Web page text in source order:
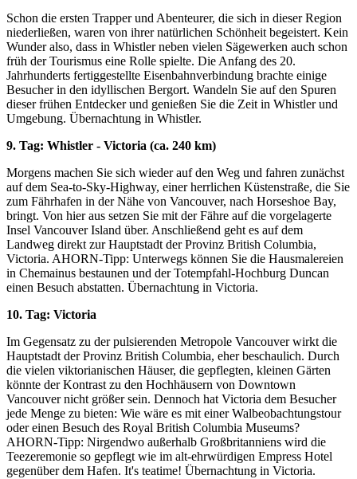
Schon die ersten Trapper und Abenteurer, die sich in dieser Region
niederließen, waren von ihrer natürlichen Schönheit begeistert. Kein
Wunder also, dass in Whistler neben vielen Sägewerken auch schon
früh der Tourismus eine Rolle spielte. Die Anfang des 20.
Jahrhunderts fertiggestellte Eisenbahnverbindung brachte einige
Besucher in den idyllischen Bergort. Wandeln Sie auf den Spuren
dieser frühen Entdecker und genießen Sie die Zeit in Whistler und
Umgebung. Übernachtung in Whistler.
9. Tag: Whistler - Victoria (ca. 240 km)
Morgens machen Sie sich wieder auf den Weg und fahren zunächst
auf dem Sea-to-Sky-Highway, einer herrlichen Küstenstraße, die Sie
zum Fährhafen in der Nähe von Vancouver, nach Horseshoe Bay,
bringt. Von hier aus setzen Sie mit der Fähre auf die vorgelagerte
Insel Vancouver Island über. Anschließend geht es auf dem
Landweg direkt zur Hauptstadt der Provinz British Columbia,
Victoria. AHORN-Tipp: Unterwegs können Sie die Hausmalereien
in Chemainus bestaunen und der Totempfahl-Hochburg Duncan
einen Besuch abstatten. Übernachtung in Victoria.
10. Tag: Victoria
Im Gegensatz zu der pulsierenden Metropole Vancouver wirkt die
Hauptstadt der Provinz British Columbia, eher beschaulich. Durch
die vielen viktorianischen Häuser, die gepflegten, kleinen Gärten
könnte der Kontrast zu den Hochhäusern von Downtown
Vancouver nicht größer sein. Dennoch hat Victoria dem Besucher
jede Menge zu bieten: Wie wäre es mit einer Walbeobachtungstour
oder einen Besuch des Royal British Columbia Museums?
AHORN-Tipp: Nirgendwo außerhalb Großbritanniens wird die
Teezeremonie so gepflegt wie im alt-ehrwürdigen Empress Hotel
gegenüber dem Hafen. It's teatime! Übernachtung in Victoria.